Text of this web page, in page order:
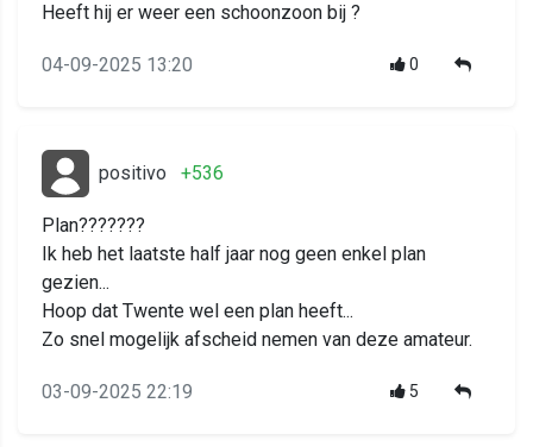
Heeft hij er weer een schoonzoon bij ?
04-09-2025 13:20 0
positivo +536
Plan???????
Ik heb het laatste half jaar nog geen enkel plan
gezien...
Hoop dat Twente wel een plan heeft...
Zo snel mogelijk afscheid nemen van deze amateur.
03-09-2025 22:19 5